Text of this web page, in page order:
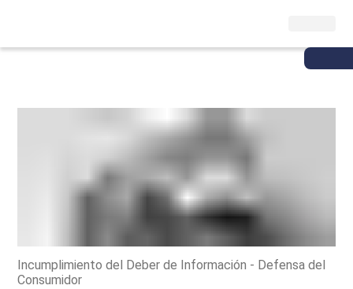
Incumplimiento del Deber de Información - Defensa del
Consumidor